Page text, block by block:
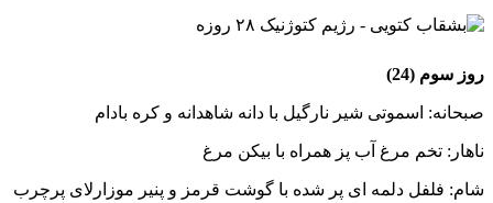
روز سوم (24)
صبحانه: اسموتی شیر نارگیل با دانه شاهدانه و کره بادام
ناهار: تخم مرغ آب پز همراه با بیکن مرغ
شام: فلفل دلمه ای پر شده با گوشت قرمز و پنیر موزارلای پرچرب